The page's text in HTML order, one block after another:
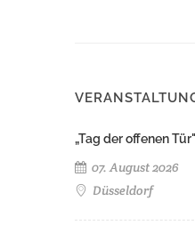
„Tag der offenen
07. August 2026
Düsseldorf